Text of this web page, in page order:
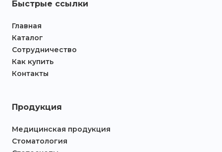
Быстрые ссылки
Главная
Каталог
Сотрудничество
Как купить
Контакты
Продукция
Медицинская продукция
Стоматология